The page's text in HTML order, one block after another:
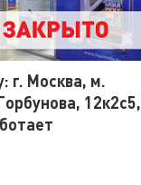
г. Москва, м.
12к2с5,